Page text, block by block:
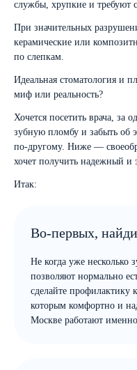
службы, хрупкие и требуют
При значительных
керамические или
по слепкам.
Идеальная стоматология и
миф или реальность?
Хочется посетить врача, за
зубную пломбу и забыть об
по-другому. Ниже —
хочет получить надежный и
Итак:
Во-первых,
Не когда уже несколько
позволяют нормально
сделайте профилактику
которым комфортно и
Москве работают